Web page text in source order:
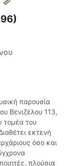
παρουσία
Βενιζέλου 113,
τομέα του
εκτενή
όσο και
πλούσια